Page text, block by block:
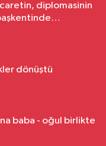
diplomasinin
dönüştü
baba - oğul birlikte